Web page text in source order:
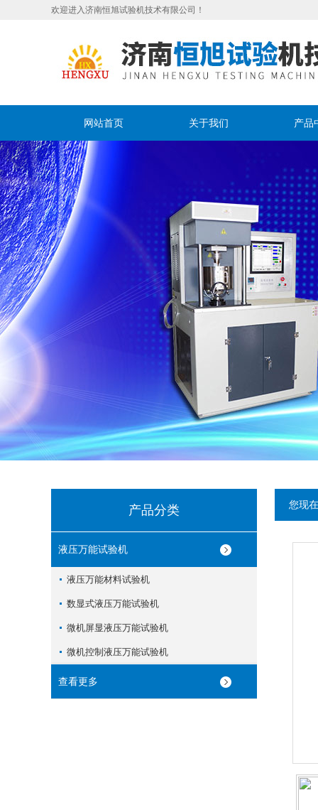
欢迎进入济南恒旭试验机技术有限公司！
网站首页 关于我们 产品
产品分类
液压万能试验机
液压万能材料试验机
数显式液压万能试验机
微机屏显液压万能试验机
微机控制液压万能试验机
查看更多
您现